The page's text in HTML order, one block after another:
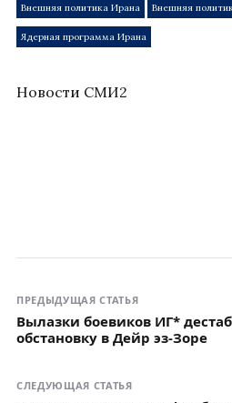
Внешняя политика Ирана Внешняя
Ядерная программа Ирана
Новости СМИ2
ПРЕДЫДУЩАЯ СТАТЬЯ
Вылазки боевиков ИГ*
обстановку в Дейр эз-Зоре
СЛЕДУЮЩАЯ СТАТЬЯ